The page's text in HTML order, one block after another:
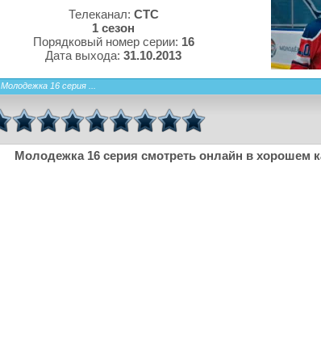
Телеканал: СТС
1 сезон
Порядковый номер серии: 16
Дата выхода: 31.10.2013
Молодежка 16 серия ...
Молодежка 16 серия смотреть онлайн в хорошем